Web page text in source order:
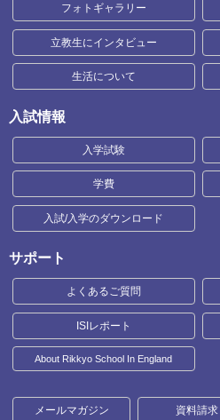
フォトギャラリー
立教生にインタビュー
生活について
入試情報
入学試験
学費
入試/入学のダウンロード
サポート
よくあるご質問
ISIレポート
About Rikkyo School In England
メールマガジン 資料請求